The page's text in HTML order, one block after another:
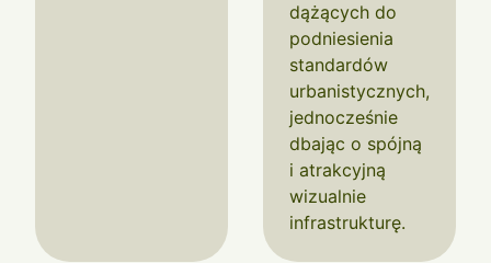
dążących do
podniesienia
standardów
urbanistycznych,
jednocześnie
dbając o spójną
i atrakcyjną
wizualnie
infrastrukturę.